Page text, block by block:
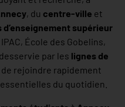
, du centre-ville et
supérieur
École des Gobelins,
par les lignes de
rejoindre rapidement
du quotidien.